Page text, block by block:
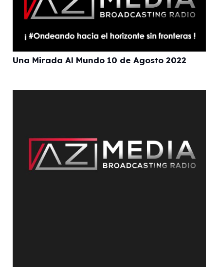
Una Mirada Al Mundo 10 de Agosto 2022